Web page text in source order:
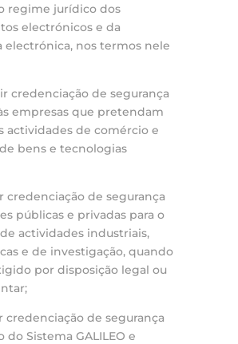
regime jurídico dos
electrónicos e da
electrónica, nos termos nele
credenciação de segurança
empresas que pretendam
actividades de comércio e
bens e tecnologias
credenciação de segurança
públicas e privadas para o
actividades industriais,
e de investigação, quando
por disposição legal ou
credenciação de segurança
do Sistema GALILEO e